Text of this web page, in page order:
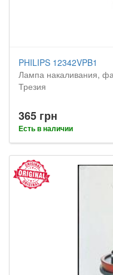
PHILIPS 12342VPB1
Лампа накаливания,
Трезия
365 грн
Есть в наличии